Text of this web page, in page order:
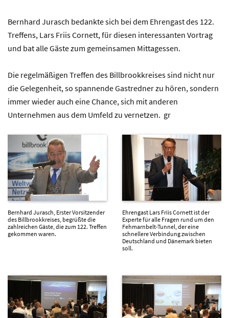
Bernhard Jurasch bedankte sich bei dem Ehrengast des 122.
Treffens, Lars Friis Cornett, für diesen interessanten Vortrag
und bat alle Gäste zum gemeinsamen Mittagessen.
Die regelmäßigen Treffen des Billbrookkreises sind nicht nur
die Gelegenheit, so spannende Gastredner zu hören, sondern
immer wieder auch eine Chance, sich mit anderen
Unternehmen aus dem Umfeld zu vernetzen. gr
Bernhard Jurasch, Erster Vorsitzender
des Billbrookkreises, begrüßte die
zahlreichen Gäste, die zum 122. Treffen
gekommen waren.
Ehrengast Lars Friis Cornett ist der
Experte für alle Fragen rund um den
Fehmarnbelt-Tunnel, der eine
schnellere Verbindung zwischen
Deutschland und Dänemark bieten
soll.